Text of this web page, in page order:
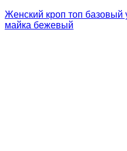
Женский кроп топ базовый
майка бежевый